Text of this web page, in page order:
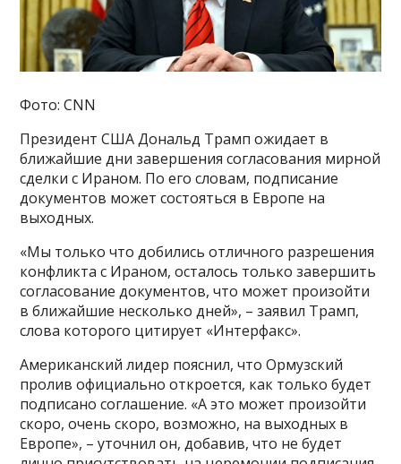
Фото: CNN
Президент США Дональд Трамп ожидает в
ближайшие дни завершения согласования мирной
сделки с Ираном. По его словам, подписание
документов может состояться в Европе на
выходных.
«Мы только что добились отличного разрешения
конфликта с Ираном, осталось только завершить
согласование документов, что может произойти
в ближайшие несколько дней», – заявил Трамп,
слова которого цитирует «Интерфакс».
Американский лидер пояснил, что Ормузский
пролив официально откроется, как только будет
подписано соглашение. «А это может произойти
скоро, очень скоро, возможно, на выходных в
Европе», – уточнил он, добавив, что не будет